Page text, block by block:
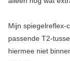
Mijn spiegelreflex-
passende T2-
hiermee niet